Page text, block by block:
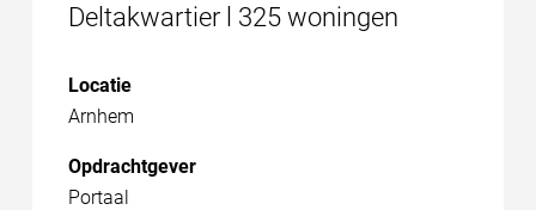
Deltakwartier l 325 woningen
Locatie
Arnhem
Opdrachtgever
Portaal